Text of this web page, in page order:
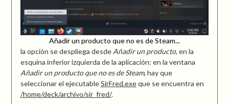
Añadir un producto que no es de Steam...
la opción se despliega desde Añadir un producto, en la
esquina inferior izquierda de la aplicación: en la ventana
Añadir un producto que no es de Steam, hay que
seleccionar el ejecutableSirFred.exeque se encuentra en
/home/deck/archivo/sir_fred/.